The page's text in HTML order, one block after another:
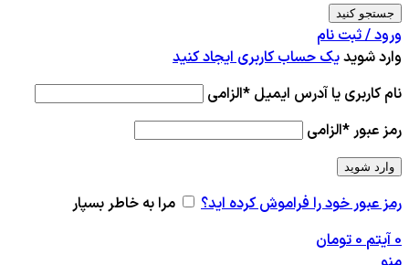
جستجو کنید
ورود / ثبت نام
وارد شویدیک حساب کاربری ایجاد کنید
نام کاربری یا آدرس ایمیل *الزامی
رمز عبور*الزامی
وارد شوید
رمز عبور خود را فراموش کرده اید؟
مرا به خاطر بسپار
0آیتم 0تومان